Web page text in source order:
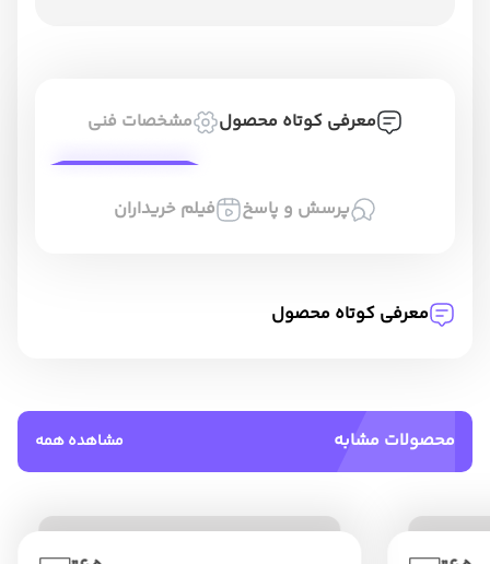
معرفی کوتاه محصول مشخصات فنی
پرسش و پاسخ فیلم خریداران
معرفی کوتاه محصول
محصولات مشابه مشاهده همه